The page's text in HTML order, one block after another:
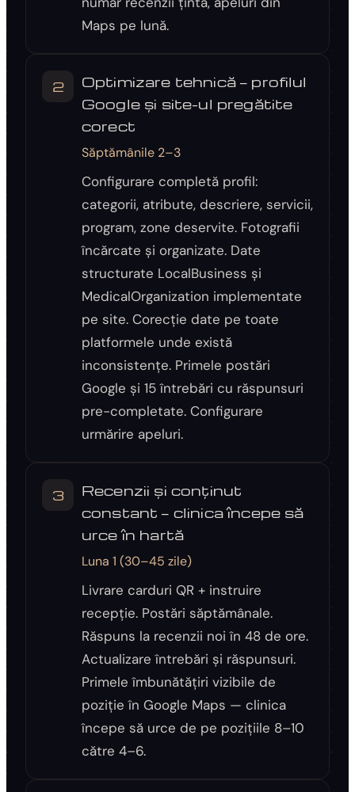
Maps pe lună.
2
Optimizare tehnică — profilul
Google și site-ul pregătite
corect
Săptămânile 2–3
Configurare completă profil:
categorii, atribute, descriere, servicii,
program, zone deservite. Fotografii
încărcate și organizate. Date
structurate LocalBusiness și
MedicalOrganization implementate
pe site. Corecție date pe toate
platformele unde există
inconsistențe. Primele postări
Google și 15 întrebări cu răspunsuri
pre-completate. Configurare
urmărire apeluri.
3
Recenzii și conținut
constant — clinica începe să
urce în hartă
Luna 1 (30–45 zile)
Livrare carduri QR + instruire
recepție. Postări săptămânale.
Răspuns la recenzii noi în 48 de ore.
Actualizare întrebări și răspunsuri.
Primele îmbunătățiri vizibile de
poziție în Google Maps — clinica
începe să urce de pe pozițiile 8–10
către 4–6.